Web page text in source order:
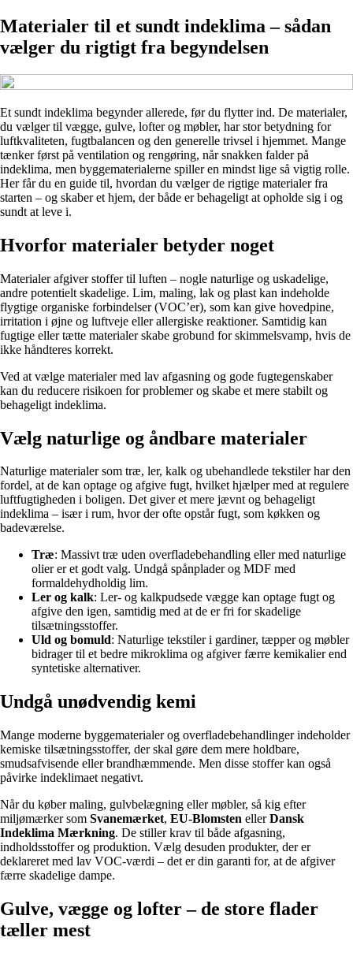
Materialer til et sundt indeklima – sådan
vælger du rigtigt fra begyndelsen
Et sundt indeklima begynder allerede, før du flytter ind. De materialer,
du vælger til vægge, gulve, lofter og møbler, har stor betydning for
luftkvaliteten, fugtbalancen og den generelle trivsel i hjemmet. Mange
tænker først på ventilation og rengøring, når snakken falder på
indeklima, men byggematerialerne spiller en mindst lige så vigtig rolle.
Her får du en guide til, hvordan du vælger de rigtige materialer fra
starten – og skaber et hjem, der både er behageligt at opholde sig i og
sundt at leve i.
Hvorfor materialer betyder noget
Materialer afgiver stoffer til luften – nogle naturlige og uskadelige,
andre potentielt skadelige. Lim, maling, lak og plast kan indeholde
flygtige organiske forbindelser (VOC’er), som kan give hovedpine,
irritation i øjne og luftveje eller allergiske reaktioner. Samtidig kan
fugtige eller tætte materialer skabe grobund for skimmelsvamp, hvis de
ikke håndteres korrekt.
Ved at vælge materialer med lav afgasning og gode fugtegenskaber
kan du reducere risikoen for problemer og skabe et mere stabilt og
behageligt indeklima.
Vælg naturlige og åndbare materialer
Naturlige materialer som træ, ler, kalk og ubehandlede tekstiler har den
fordel, at de kan optage og afgive fugt, hvilket hjælper med at regulere
luftfugtigheden i boligen. Det giver et mere jævnt og behageligt
indeklima – især i rum, hvor der ofte opstår fugt, som køkken og
badeværelse.
Træ: Massivt træ uden overfladebehandling eller med naturlige
olier er et godt valg. Undgå spånplader og MDF med
formaldehydholdig lim.
Ler og kalk: Ler- og kalkpudsede vægge kan optage fugt og
afgive den igen, samtidig med at de er fri for skadelige
tilsætningsstoffer.
Uld og bomuld: Naturlige tekstiler i gardiner, tæpper og møbler
bidrager til et bedre mikroklima og afgiver færre kemikalier end
syntetiske alternativer.
Undgå unødvendig kemi
Mange moderne byggematerialer og overfladebehandlinger indeholder
kemiske tilsætningsstoffer, der skal gøre dem mere holdbare,
smudsafvisende eller brandhæmmende. Men disse stoffer kan også
påvirke indeklimaet negativt.
Når du køber maling, gulvbelægning eller møbler, så kig efter
miljømærker som Svanemærket, EU-Blomsten ellerDansk
Indeklima Mærkning. De stiller krav til både afgasning,
indholdsstoffer og produktion. Vælg desuden produkter, der er
deklareret med lav VOC-værdi – det er din garanti for, at de afgiver
færre skadelige dampe.
Gulve, vægge og lofter – de store flader
tæller mest